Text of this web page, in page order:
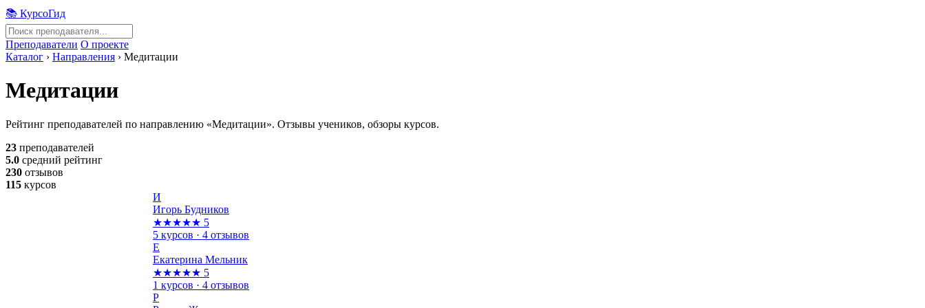
📚 КурсоГид
Преподаватели О проекте
Каталог › Направления › Медитации
Медитации
Рейтинг преподавателей по направлению «Медитации». Отзывы учеников, обзоры курсов.
23 преподавателей
5.0 средний рейтинг
230 отзывов
115 курсов
И
Игорь Будников
★★★★★ 5
5 курсов · 4 отзывов
Е
Екатерина Мельник
★★★★★ 5
1 курсов · 4 отзывов
Р